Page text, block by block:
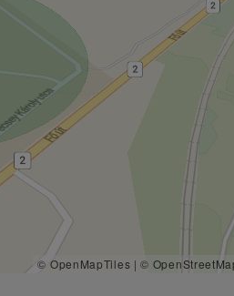
© OpenMapTiles |©